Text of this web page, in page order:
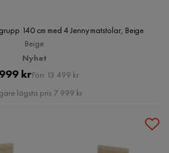
140 cm med 4 Jenny matstolar, Beige
Beige
Nyhet
Pris
krOriginal
Pris
Förr 13 499 kr
lägsta pris 7 999 kr